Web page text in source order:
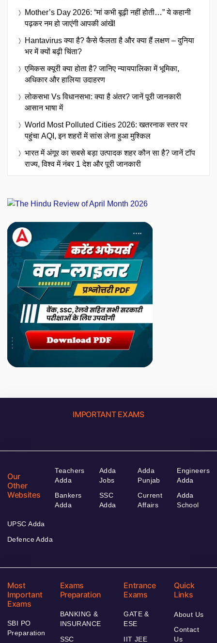
Mother’s Day 2026: “मां कभी बूढ़ी नहीं होती…” ये कहानी
पढ़कर नम हो जाएंगी आपकी आंखें!
Hantavirus क्या है? कैसे फैलता है और क्या हैं लक्षण – दुनिया
भर में क्यों बढ़ी चिंता?
एमिकस क्यूरी क्या होता है? जानिए न्यायपालिका में भूमिका,
अधिकार और हालिया उदाहरण
लोकसभा Vs विधानसभा: क्या है अंतर? जानें पूरी जानकारी
आसान भाषा में
World Most Polluted Cities 2026: खतरनाक स्तर पर
पहुंचा AQI, इन शहरों में सांस लेना हुआ मुश्किल
भारत में अंगूर का सबसे बड़ा उत्पादक शहर कौन सा है? जानें टॉप
राज्य, विश्व में नंबर 1 देश और पूरी जानकारी
IMPORTANT EXAMS
Our
Other
Websites
Teachers
Adda
Bankers
Adda
Adda
Jobs
SSC
Adda
Adda
Punjab
Current
Affairs
Engineers
Adda
Adda
School
UPSC Adda
Defence Adda
Most
Important
Exams
SBI PO
Preparation
Exams
Preparation
BANKING &
INSURANCE
SSC
Entrance
Exams
GATE &
ESE
IIT JEE
Quick
Links
About Us
Contact
Us